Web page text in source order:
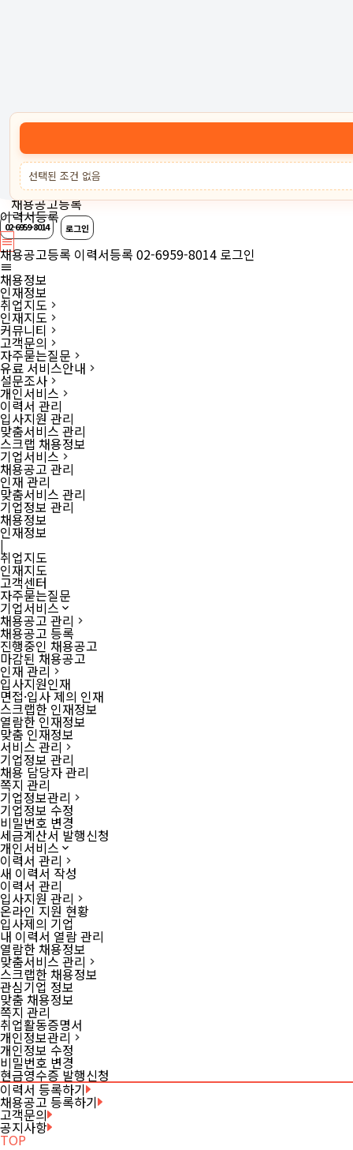
채용공고등록
이력서등록
02-6959-8014 로그인
채용공고등록 이력서등록 02-6959-8014 로그인
채용정보
인재정보
취업지도
인재지도
커뮤니티
고객문의
자주묻는질문
유료 서비스안내
설문조사
개인서비스
이력서 관리
입사지원 관리
맞춤서비스 관리
스크랩 채용정보
기업서비스
채용공고 관리
인재 관리
맞춤서비스 관리
기업정보 관리
채용정보
인재정보
|
취업지도
인재지도
고객센터
자주묻는질문
기업서비스
채용공고 관리
채용공고 등록
진행중인 채용공고
마감된 채용공고
인재 관리
입사지원인재
면접·입사 제의 인재
스크랩한 인재정보
열람한 인재정보
맞춤 인재정보
서비스 관리
기업정보 관리
채용 담당자 관리
쪽지 관리
기업정보관리
기업정보 수정
비밀번호 변경
세금계산서 발행신청
개인서비스
이력서 관리
새 이력서 작성
이력서 관리
입사지원 관리
온라인 지원 현황
입사제의 기업
내 이력서 열람 관리
열람한 채용정보
맞춤서비스 관리
스크랩한 채용정보
관심기업 정보
맞춤 채용정보
쪽지 관리
취업활동증명서
개인정보관리
개인정보 수정
비밀번호 변경
현금영수증 발행신청
이력서 등록하기
채용공고 등록하기
고객문의
공지사항
TOP
선택된 조건 없음